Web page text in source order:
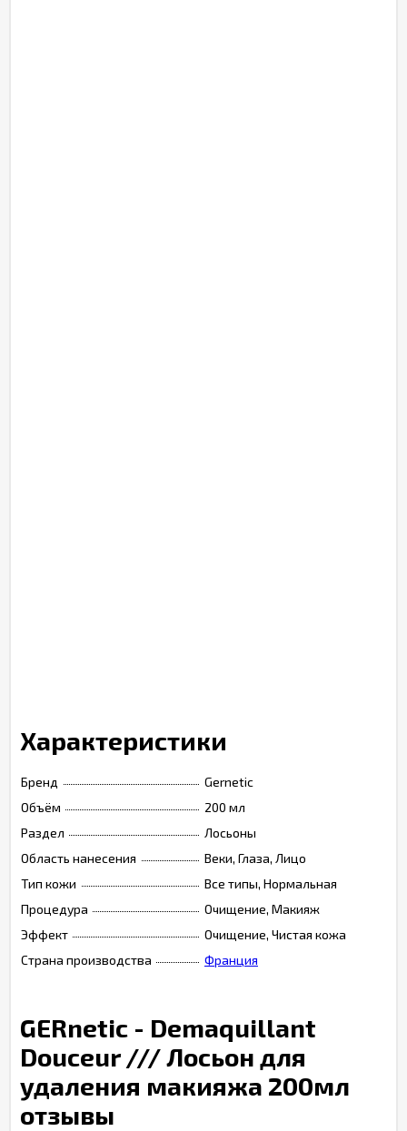
Характеристики
Бренд
Gernetic
Объём
200 мл
Раздел
Лосьоны
Область нанесения
Веки, Глаза, Лицо
Тип кожи
Все типы, Нормальная
Процедура
Очищение, Макияж
Эффект
Очищение, Чистая кожа
Страна производства
Франция
GERnetic - Demaquillant
Douceur /// Лосьон для
удаления макияжа 200мл
отзывы